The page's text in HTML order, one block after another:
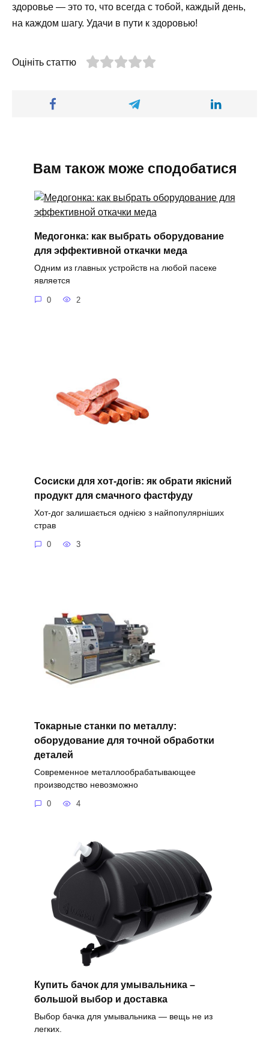
здоровье — это то, что всегда с тобой, каждый день,
на каждом шагу. Удачи в пути к здоровью!
Оцініть статтю
Вам також може сподобатися
Медогонка: как выбрать оборудование
для эффективной откачки меда
Одним из главных устройств на любой пасеке
является
0 2
Сосиски для хот-догів: як обрати якісний
продукт для смачного фастфуду
Хот-дог залишається однією з найпопулярніших
страв
0 3
Токарные станки по металлу:
оборудование для точной обработки
деталей
Современное металлообрабатывающее
производство невозможно
0 4
Купить бачок для умывальника –
большой выбор и доставка
Выбор бачка для умывальника — вещь не из
легких.